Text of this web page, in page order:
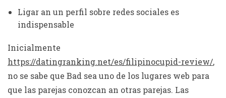
Ligar an un perfil sobre redes sociales es
indispensable
Inicialmente
https://datingranking.net/es/filipinocupid-review/,
no se sabe que Bad sea uno de los lugares web para
que las parejas conozcan an otras parejas. Las